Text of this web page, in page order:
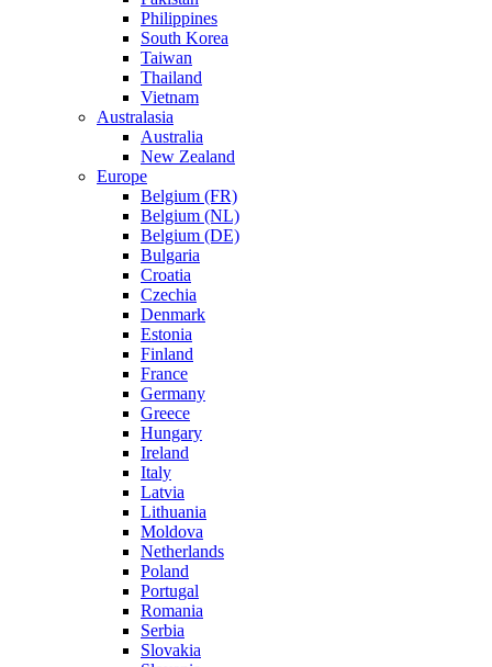
Philippines
South Korea
Taiwan
Thailand
Vietnam
Australasia
Australia
New Zealand
Europe
Belgium (FR)
Belgium (NL)
Belgium (DE)
Bulgaria
Croatia
Czechia
Denmark
Estonia
Finland
France
Germany
Greece
Hungary
Ireland
Italy
Latvia
Lithuania
Moldova
Netherlands
Poland
Portugal
Romania
Serbia
Slovakia